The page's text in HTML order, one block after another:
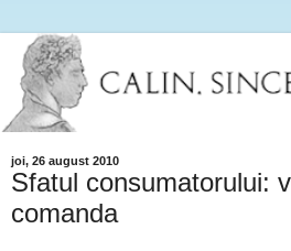
joi, 26 august 2010
Sfatul consumatorului:
comanda